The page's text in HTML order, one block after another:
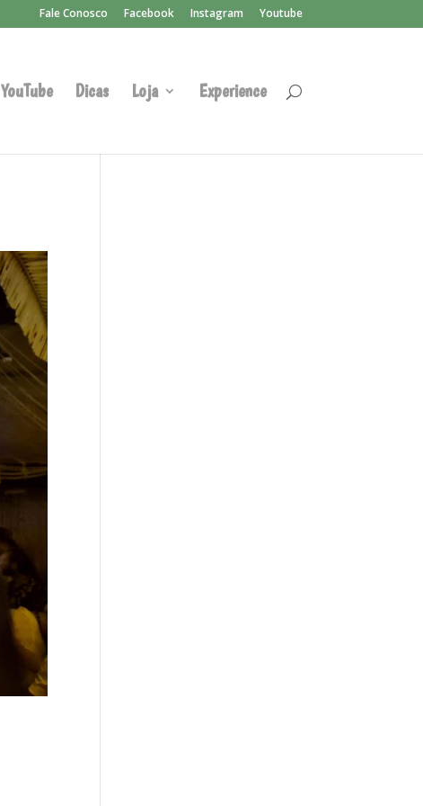
Fale Conosco Facebook Instagram Youtube
YouTube Dicas Loja Experience